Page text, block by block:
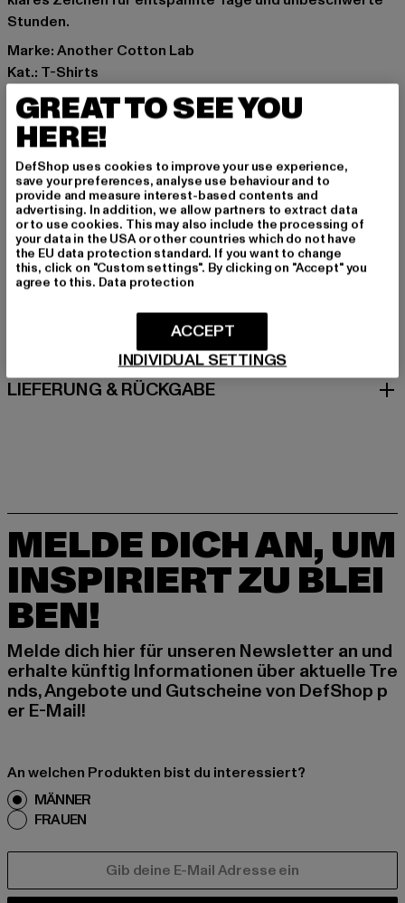
Stunden.
Marke: Another Cotton Lab
Kat.: T-Shirts
Farbe: blau
Hersteller Farbe: blue
Materialzusammensetzung: 100% Baumwolle
Art.Nr: PD00008726-00064
Hersteller: Urban Styles Agency GmbH & Co. KG |
agentur@urbanstylesagency.com
Schanzenstraße 41 | 51063 Köln | DE
GRÖSSE & PASSFORM
PFLEGEHINWEISE
LIEFERUNG & RÜCKGABE
MELDE DICH AN, UM
INSPIRIERT ZU BLEI
BEN!
Melde dich hier für unseren Newsletter an und
erhalte künftig Informationen über aktuelle Tre
nds, Angebote und Gutscheine von DefShop p
er E-Mail!
An welchen Produkten bist du interessiert?
MÄNNER
FRAUEN
GREAT TO SEE YOU
HERE!
DefShop uses cookies to improve your use experience,
save your preferences, analyse use behaviour and to
provide and measure interest-based contents and
advertising. In addition, we allow partners to extract data
or to use cookies. This may also include the processing of
your data in the USA or other countries which do not have
the EU data protection standard. If you want to change
this, click on "Custom settings". By clicking on "Accept" you
agree to this. Data protection
INDIVIDUAL SETTINGS
ACCEPT